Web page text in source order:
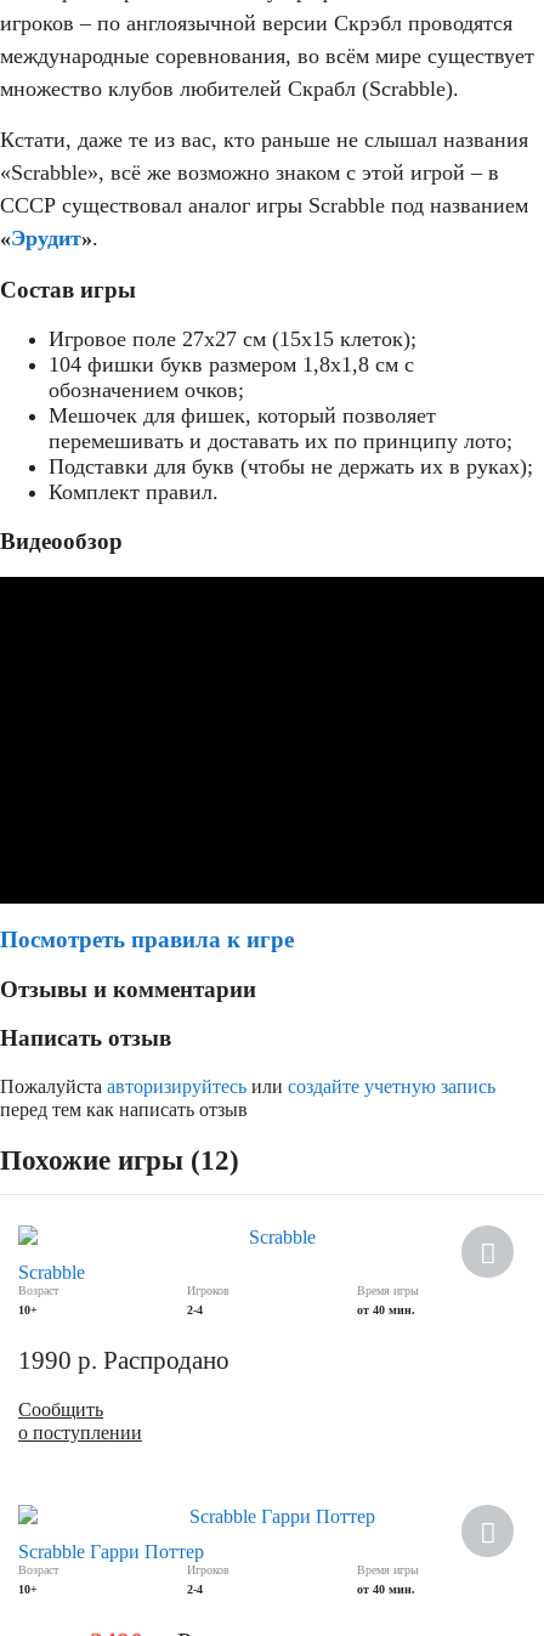
игроков – по англоязычной версии Скрэбл проводятся
международные соревнования, во всём мире существует
множество клубов любителей Скрабл (Scrabble).
Кстати, даже те из вас, кто раньше не слышал названия
«Scrabble», всё же возможно знаком с этой игрой – в
СССР существовал аналог игры Scrabble под названием
«Эрудит».
Состав игры
Игровое поле 27х27 см (15х15 клеток);
104 фишки букв размером 1,8х1,8 см с
обозначением очков;
Мешочек для фишек, который позволяет
перемешивать и доставать их по принципу лото;
Подставки для букв (чтобы не держать их в руках);
Комплект правил.
Видеообзор
Посмотреть правила к игре
Отзывы и комментарии
Написать отзыв
Пожалуйста авторизируйтесь или создайте учетную запись
перед тем как написать отзыв
Похожие игры (12)
Scrabble
Возраст
10+
Игроков
2-4
Время игры
от 40 мин.
1990 р. Распродано
Сообщить
о поступлении
Scrabble Гарри Поттер
Возраст
10+
Игроков
2-4
Время игры
от 40 мин.